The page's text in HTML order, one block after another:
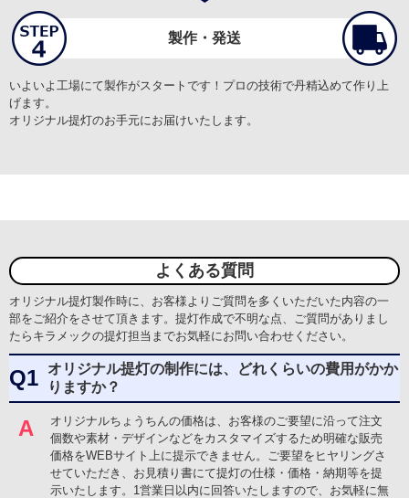
永興寺 様
オリジナル提灯(長型・イベント)
サービスの評価5
商品の評価5
投稿日：
金額が安い
神田山本町会 様
オリジナル提灯(長型・お祭り)
サービスの評価5
★★★★★
商品の評価5
投稿日：
【サービスに関する満足度の理由】
発注から納品まで期限通りに特にストレスなく行えました。
【商品に関する満足度の理由】
和紙張りの提灯でしたが、特に不具合もなく問題なく使えました。
製作・発送
いよいよ工場にて製作がスタートです！プロの技術で丹精込めて作り上
げます。
オリジナル提灯のお手元にお届けいたします。
よくある質問
オリジナル提灯製作時に、お客様よりご質問を多くいただいた内容の一
部をご紹介をさせて頂きます。提灯作成で不明な点、ご質問がありまし
たらキラメックの提灯担当までお気軽にお問い合わせください。
Q1
オリジナル提灯の制作には、どれくらいの費用がかか
りますか？
A
オリジナルちょうちんの価格は、お客様のご要望に沿って注文
個数や素材・デザインなどをカスタマイズするため明確な販売
価格をWEBサイト上に提示できません。ご要望をヒヤリングさ
せていただき、お見積り書にて提灯の仕様・価格・納期等を提
示いたします。1営業日以内に回答いたしますので、お気軽に無